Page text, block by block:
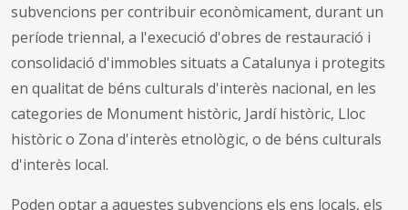
subvencions per contribuir econòmicament, durant un
període triennal, a l'execució d'obres de restauració i
consolidació d'immobles situats a Catalunya i protegits
en qualitat de béns culturals d'interès nacional, en les
categories de Monument històric, Jardí històric, Lloc
històric o Zona d'interès etnològic, o de béns culturals
d'interès local.
Poden optar a aquestes subvencions els ens locals, els